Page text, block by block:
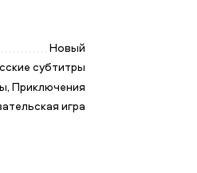
Новый
субтитры
Приключения
игра